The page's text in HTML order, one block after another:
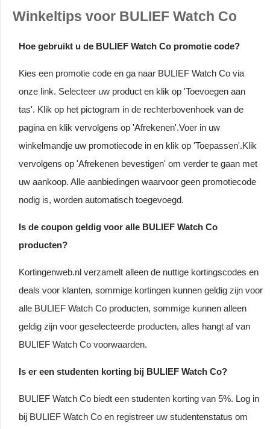
Winkeltips voor BULIEF Watch Co
Hoe gebruikt u de BULIEF Watch Co promotie code?
Kies een promotie code en ga naar BULIEF Watch Co via
onze link. Selecteer uw product en klik op 'Toevoegen aan
tas'. Klik op het pictogram in de rechterbovenhoek van de
pagina en klik vervolgens op 'Afrekenen'.Voer in uw
winkelmandje uw promotiecode in en klik op 'Toepassen'.Klik
vervolgens op 'Afrekenen bevestigen' om verder te gaan met
uw aankoop. Alle aanbiedingen waarvoor geen promotiecode
nodig is, worden automatisch toegevoegd.
Is de coupon geldig voor alle BULIEF Watch Co
producten?
Kortingenweb.nl verzamelt alleen de nuttige kortingscodes en
deals voor klanten, sommige kortingen kunnen geldig zijn voor
alle BULIEF Watch Co producten, sommige kunnen alleen
geldig zijn voor geselecteerde producten, alles hangt af van
BULIEF Watch Co voorwaarden.
Is er een studenten korting bij BULIEF Watch Co?
BULIEF Watch Co biedt een studenten korting van 5%. Log in
bij BULIEF Watch Co en registreer uw studentenstatus om